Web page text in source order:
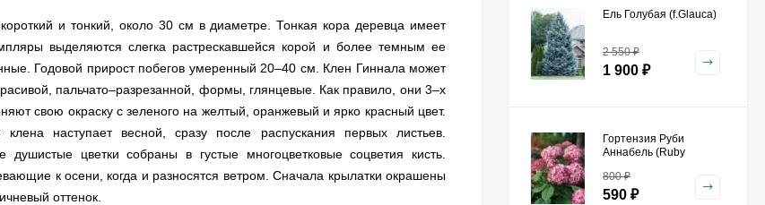
и тонкий, около 30 см в диаметре. Тонкая кора деревца имеет
выделяются слегка растрескавшейся корой и более темным ее
Годовой прирост побегов умеренный 20–40 см. Клен Гиннала может
пальчато–разрезанной, формы, глянцевые. Как правило, они 3–х
свою окраску с зеленого на желтый, оранжевый и ярко красный цвет.
наступает весной, сразу после распускания первых листьев.
цветки собраны в густые многоцветковые соцветия кисть.
к осени, когда и разносятся ветром. Сначала крылатки окрашены
оттенок.
Ель Голубая (f.Glauca)
2 550₽
1 900 ₽
Гортензия Руби
Аннабель (Ruby
800₽
590 ₽